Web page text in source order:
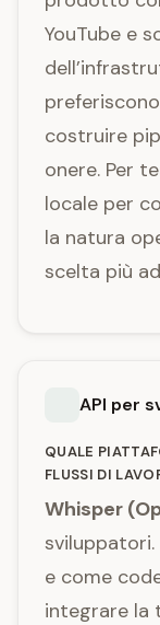
YouTube e
costruire
onere. Per
locale per
la natura
scelta più
API per
QUALE
FLUSSI DI
Whisper
sviluppatori.
e come
integrare la